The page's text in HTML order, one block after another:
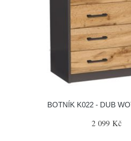
BOTNÍK K022 - DUB
2 099 Kč